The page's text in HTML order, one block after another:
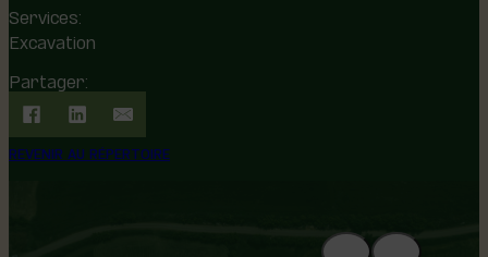
Services:
Excavation
Partager:
REVENIR AU RÉPERTOIRE